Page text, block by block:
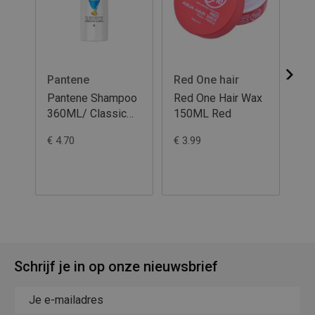
Pantene
Pantene Shampoo
360ML/ Classic
€ 4.70
Red One hair
Red One Hair Wax
150ML Red
€ 3.99
Schrijf je in op onze nieuwsbrief